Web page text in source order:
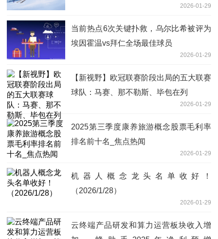
2026-01-29
当前热点6次关键扑救，乌尔比希被评为
埃因霍温vs拜仁全场最佳球员
2026-01-29
【新视野】欧冠联赛阶段出局的五大联赛
球队：马赛、那不勒斯、毕包在列
2026-01-29
2025第三季度康养旅游概念股票毛利率
排名前十名_焦点热闻
2026-01-29
机器人概念龙头名单收好！
（2026/1/28）
2026-01-29
云终端产品研发和算力运营板块收入增